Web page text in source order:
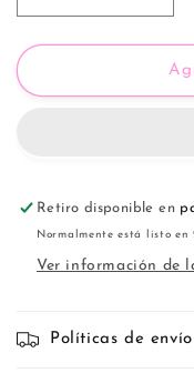
cantidad
para
de
39061
para
de
Retiro disponible en
Normalmente está listo en
Ver información de
Políticas de envío